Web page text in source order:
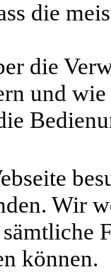
die
die
und
Wir
können.